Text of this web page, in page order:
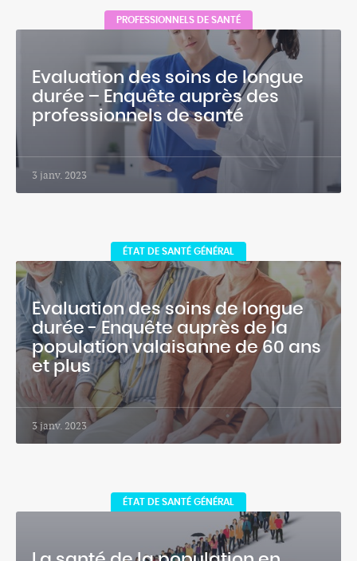
PROFESSIONNELS DE SANTÉ
Evaluation des soins de longue
durée – Enquête auprès des
professionnels de santé
3 janv. 2023
ÉTAT DE SANTÉ GÉNÉRAL
Evaluation des soins de longue
durée - Enquête auprès de la
population valaisanne de 60 ans
et plus
3 janv. 2023
ÉTAT DE SANTÉ GÉNÉRAL